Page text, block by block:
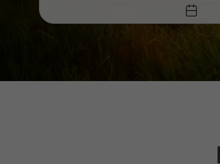
Top